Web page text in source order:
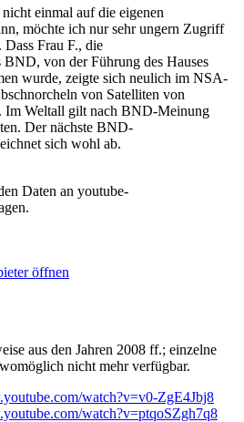
einmal auf die eigenen
möchte ich nur sehr ungern Zugriff
Frau F., die
BND, von der Führung des Hauses
wurde, zeigte sich neulich im NSA-
von Satelliten von
Im Weltall gilt nach BND-Meinung
Der nächste BND-
sich wohl ab.
Daten an youtube-
öffnen
aus den Jahren 2008 ff.; einzelne
nicht mehr verfügbar.
watch?v=v0-ZgE4Jbj8
watch?v=ptqoSZgh7q8